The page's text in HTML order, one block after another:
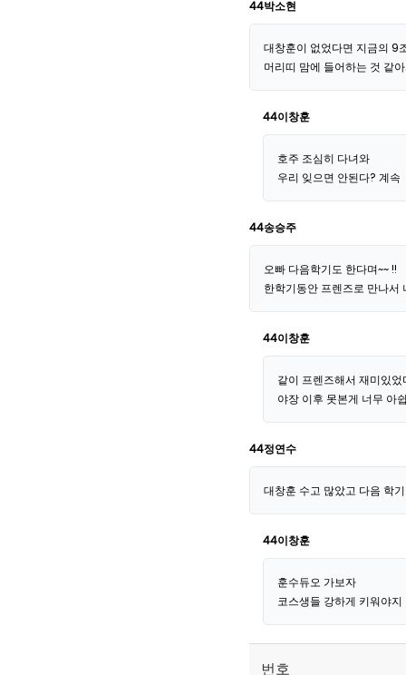
44박소현
대창훈이 없었다면 지금의 9
머리띠 맘에 들어하는 것 같
44이창훈
호주 조심히 다녀와
우리 잊으면 안된다? 계
44송승주
오빠 다음학기도 한다며~~ !!
한학기동안 프렌즈로 만나서
44이창훈
같이 프렌즈해서 재미있었
야장 이후 못본게 너무 아
44정연수
대창훈 수고 많았고 다음 학
44이창훈
훈수듀오 가보자
코스생들 강하게 키워야지
번호